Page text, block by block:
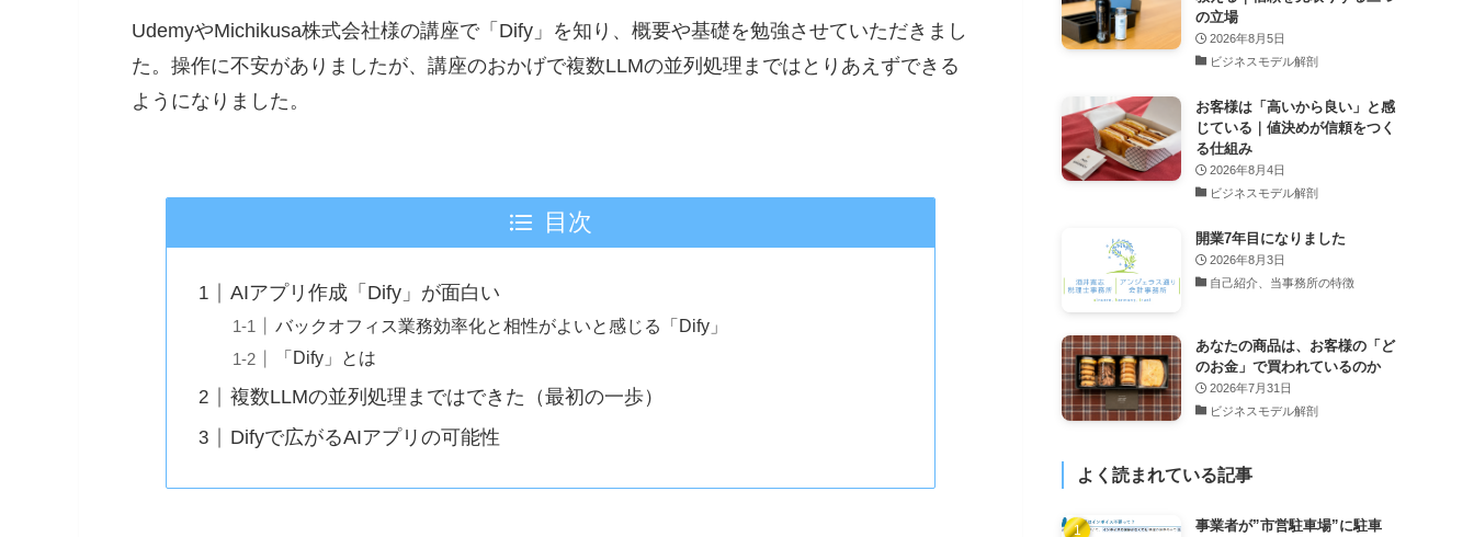
UdemyやMichikusa株式会社様の講座で「Dify」を知り、概要や基礎を勉強させていただきまし
た。操作に不安がありましたが、講座のおかげで複数LLMの並列処理まではとりあえずできる
ようになりました。
目次
AIアプリ作成「Dify」が面白い
バックオフィス業務効率化と相性がよいと感じる「Dify」
「Dify」とは
複数LLMの並列処理まではできた（最初の一歩）
Difyで広がるAIアプリの可能性
の立場
2026年8月5日
ビジネスモデル解剖
お客様は「高いから良い」と感
じている｜値決めが信頼をつく
る仕組み
2026年8月4日
ビジネスモデル解剖
開業7年目になりました
2026年8月3日
自己紹介、当事務所の特徴
あなたの商品は、お客様の「ど
のお金」で買われているのか
2026年7月31日
ビジネスモデル解剖
よく読まれている記事
事業者が”市営駐車場”に駐車